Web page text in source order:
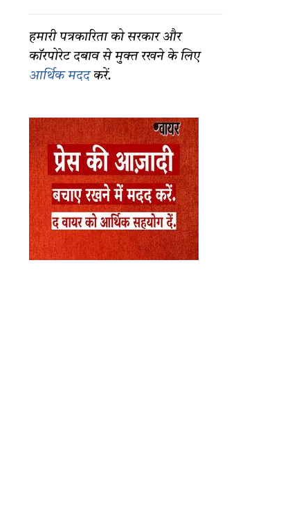
हमारी पत्रकारिता को सरकार और
कॉरपोरेट दबाव से मुक्त रखने के लिए
आर्थिक मददकरें.